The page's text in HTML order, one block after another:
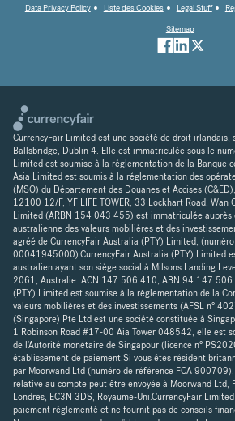
Data Privacy Policy
Liste des Cookies Legal Stuff
Sitemap
CurrencyFair Limited est une société de droit irlandais,
Ballsbridge, Dublin 4. Elle est immatriculée sous le
Limited est soumise à la réglementation de la Banque
Asia Limited est soumis à la réglementation des
(MSO) du Département des Douanes et Accises
12100 12/F, YF LIFE TOWER, 33 Lockhart Road, Wan
Limited (ARBN 154 043 455) est immatriculée auprès
australienne des valeurs mobilières et des
agréé de CurrencyFair Australia (PTY) Limited,
00041945000).CurrencyFair Australia (PTY) Limited
australien ayant son siège social à Milsons Landing
2061, Australie. ACN 147 506 410, ABN 94 147 506
(PTY) Limited est soumise à la réglementation de la
valeurs mobilières et des investissements (AFSL n°
(Singapore) Pte Ltd est une société constituée à
1 Robinson Road #17-00 Aia Tower 048542, elle est
de l'Autorité monétaire de Singapour (licence n°
établissement de paiement.Si vous êtes résident
par Moorwand Ltd (numéro de référence FCA
relative au compte peut être envoyée à Moorwand Ltd,
Londres, EC3N 3DS, Royaume-Uni.CurrencyFair
paiement réglementé et ne fournit pas de conseils